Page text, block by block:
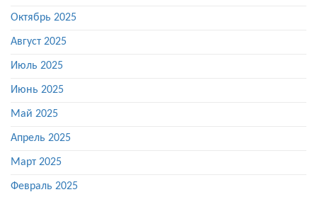
Октябрь 2025
Август 2025
Июль 2025
Июнь 2025
Май 2025
Апрель 2025
Март 2025
Февраль 2025